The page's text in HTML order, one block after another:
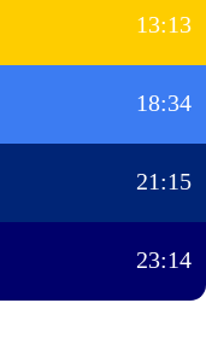
13:13
18:34
21:15
23:14